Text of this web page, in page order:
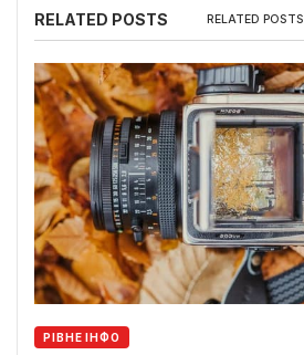
RELATED POSTS RELATED POSTS
РІВНЕ ІНФО